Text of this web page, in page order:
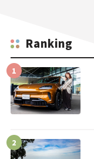
Ranking